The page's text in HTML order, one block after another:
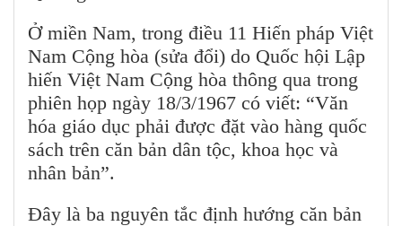
Ở miền Nam, trong điều 11 Hiến pháp Việt
Nam Cộng hòa (sửa đổi) do Quốc hội Lập
hiến Việt Nam Cộng hòa thông qua trong
phiên họp ngày 18/3/1967 có viết: “Văn
hóa giáo dục phải được đặt vào hàng quốc
sách trên căn bản dân tộc, khoa học và
nhân bản”.
Đây là ba nguyên tắc định hướng căn bản